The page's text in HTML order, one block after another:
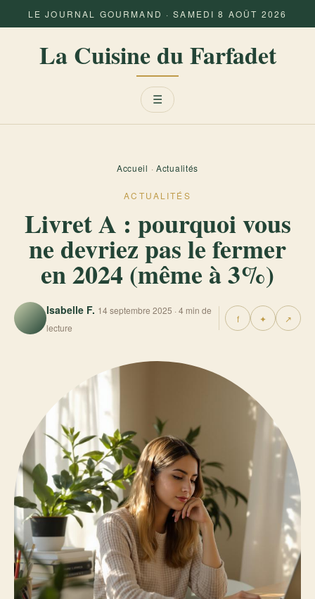
LE JOURNAL GOURMAND · SAMEDI 8 AOÛT 2026
La Cuisine du Farfadet
Menu
☰
Accueil · Actualités
ACTUALITÉS
Livret A : pourquoi vous
ne devriez pas le fermer
en 2024 (même à 3%)
Isabelle F. 14 septembre 2025 · 4 min de
lecture
f ✦ ↗